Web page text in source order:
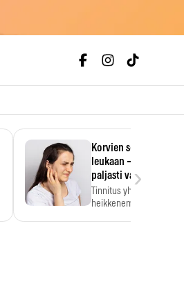
Korvien soiminen
leukaan – 47 349
paljasti vahvan
Tinnitus yhdistetään
heikkenemiseen.
›